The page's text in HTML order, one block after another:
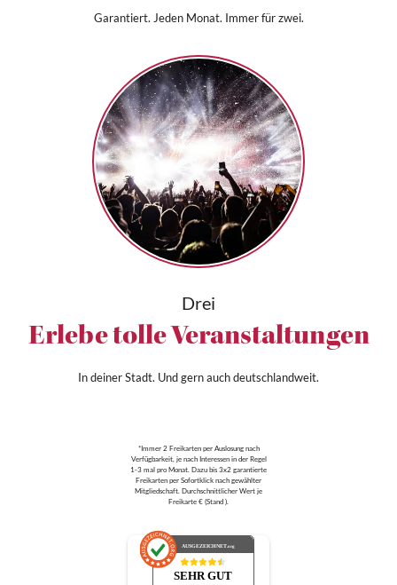
Garantiert. Jeden Monat. Immer für zwei.
Drei
Erlebe tolle Veranstaltungen
In deiner Stadt. Und gern auch deutschlandweit.
*Immer 2 Freikarten per Auslosung nach
Verfügbarkeit, je nach Interessen in der Regel
1-3 mal pro Monat. Dazu bis 3x2 garantierte
Freikarten per Sofortklick nach gewählter
Mitgliedschaft. Durchschnittlicher Wert je
Freikarte € (Stand ).
AUSGEZEICHNET.org
SEHR GUT